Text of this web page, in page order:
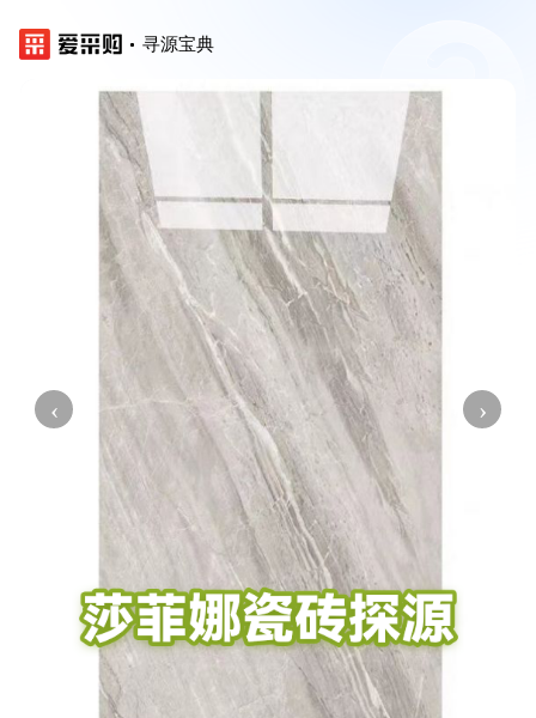
寻源宝典
‹ ›